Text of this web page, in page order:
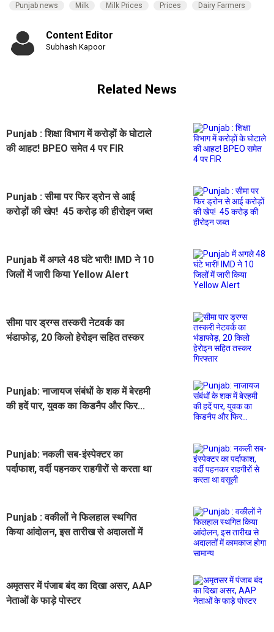
Punjab news Milk Milk Prices Prices Dairy Farmers
Content Editor
Subhash Kapoor
Related News
Punjab : शिक्षा विभाग में करोड़ों के घोटाले
की आहट! BPEO समेत 4 पर FIR
Punjab : सीमा पर फिर ड्रोन से आई
करोड़ों की खेप! 45 करोड़ की हीरोइन जब्त
Punjab में अगले 48 घंटे भारी! IMD ने 10
जिलों में जारी किया Yellow Alert
सीमा पार ड्रग्स तस्करी नेटवर्क का
भंडाफोड़, 20 किलो हेरोइन सहित तस्कर
Punjab: नाजायज संबंधों के शक में बेरहमी
की हदें पार, युवक का किडनैप और फिर...
Punjab: नकली सब-इंस्पेक्टर का
पर्दाफाश, वर्दी पहनकर राहगीरों से करता था
Punjab : वकीलों ने फिलहाल स्थगित
किया आंदोलन, इस तारीख से अदालतों में
अमृतसर में पंजाब बंद का दिखा असर, AAP
नेताओं के फाड़े पोस्टर